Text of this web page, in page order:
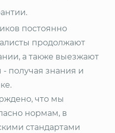
постоянно
продолжают
а также выезжают
получая знания и
что мы
нормам, в
стандартами